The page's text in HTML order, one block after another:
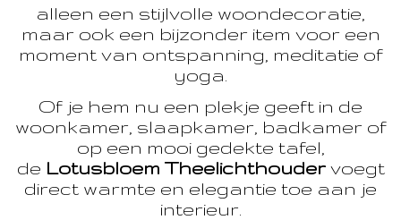
alleen een stijlvolle woondecoratie,
maar ook een bijzonder item voor een
moment van ontspanning, meditatie of
yoga.
Of je hem nu een plekje geeft in de
woonkamer, slaapkamer, badkamer of
op een mooi gedekte tafel,
de Lotusbloem Theelichthoudervoegt
direct warmte en elegantie toe aan je
interieur.